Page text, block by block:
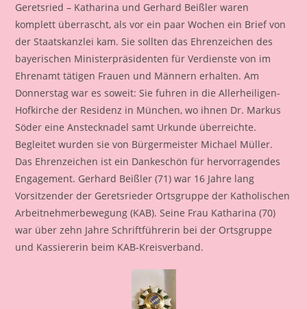
Geretsried – Katharina und Gerhard Beißler waren
komplett überrascht, als vor ein paar Wochen ein Brief von
der Staatskanzlei kam. Sie sollten das Ehrenzeichen des
bayerischen Ministerpräsidenten für Verdienste von im
Ehrenamt tätigen Frauen und Männern erhalten. Am
Donnerstag war es soweit: Sie fuhren in die Allerheiligen-
Hofkirche der Residenz in München, wo ihnen Dr. Markus
Söder eine Anstecknadel samt Urkunde überreichte.
Begleitet wurden sie von Bürgermeister Michael Müller.
Das Ehrenzeichen ist ein Dankeschön für hervorragendes
Engagement. Gerhard Beißler (71) war 16 Jahre lang
Vorsitzender der Geretsrieder Ortsgruppe der Katholischen
Arbeitnehmerbewegung (KAB). Seine Frau Katharina (70)
war über zehn Jahre Schriftführerin bei der Ortsgruppe
und Kassiererin beim KAB-Kreisverband.